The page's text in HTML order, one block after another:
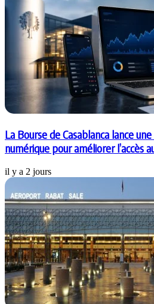
La Bourse de Casablanca lance
numérique pour améliorer l’accès
il y a 2 jours